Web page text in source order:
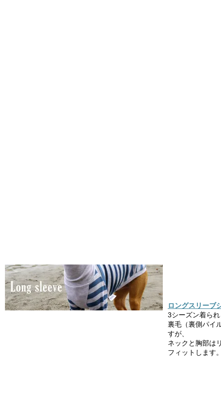
ロングスリーブ
3シーズン着ら
裏毛（裏側パイ
すが、
ネックと胸部は
フィットします